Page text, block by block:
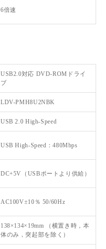
6倍速
USB2.0対応 DVD-ROMドライ
ブ
LDV-PMH8U2NBK
USB 2.0 High-Speed
USB High-Speed：480Mbps
DC+5V（USBポートより供給）
AC100V±10％ 50/60Hz
138×134×19mm （横置き時，本
体のみ，突起部を除く）